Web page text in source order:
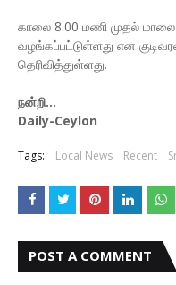
காலை 8.00 மணி முதல்
வழங்கப்பட்டுள்ளது என
தெரிவித்துள்ளது.
நன்றி...
Daily-Ceylon
Tags: Local News Recent
POST A COMMENT